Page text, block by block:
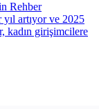
Rehber
yıl artıyor ve 2025
kadın girişimcilere